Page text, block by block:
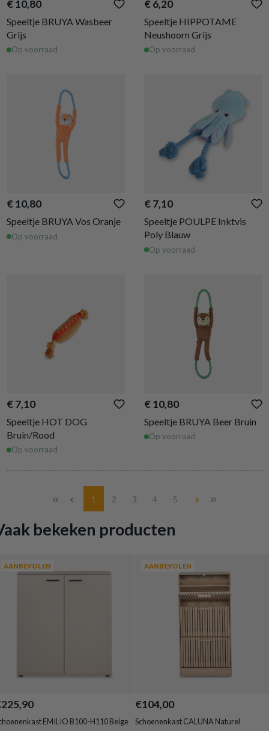
€ 10,80
Speeltje BRUYA Wasbeer
Grijs
Op voorraad
€ 6,20
Speeltje HIPPOTAME
Neushoorn Grijs
Op voorraad
€ 10,80
Speeltje BRUYA Vos Oranje
Op voorraad
€ 7,10
Speeltje POULPE Inktvis
Poly Blauw
Op voorraad
€ 7,10
Speeltje HOT DOG
Bruin/Rood
Op voorraad
€ 10,80
Speeltje BRUYA Beer Bruin
Op voorraad
Pagina
1 Pagina
2 Pagina
3 Pagina
4 Pagina
5
bekeken producten
AANBEVOLEN
EMILIO B100-H110 Beige
AANBEVOLEN
€104,00
Schoenenkast CALUNA Naturel